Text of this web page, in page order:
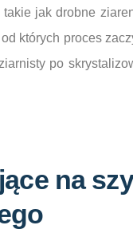
jak drobne
których proces
po
na